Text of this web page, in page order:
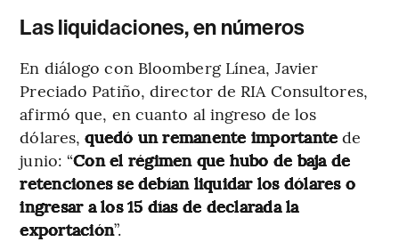
Las liquidaciones, en números
En diálogo con Bloomberg Línea, Javier
Preciado Patiño, director de RIA Consultores,
afirmó que, en cuanto al ingreso de los
dólares,quedó un remanente importante de
junio: “Con el régimen que hubo de baja de
retenciones se debían liquidar los dólares o
ingresar a los 15 días de declarada la
exportación”.